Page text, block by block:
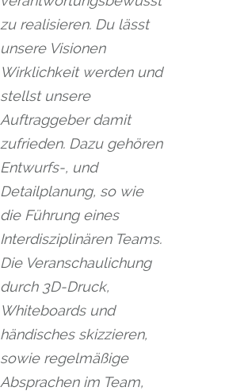
zu realisieren. Du lässt
unsere Visionen
Wirklichkeit werden und
stellst unsere
Auftraggeber damit
zufrieden. Dazu gehören
Entwurfs-, und
Detailplanung, so wie
die Führung eines
Interdisziplinären Teams.
Die Veranschaulichung
durch 3D-Druck,
Whiteboards und
händisches skizzieren,
sowie regelmäßige
Absprachen im Team,